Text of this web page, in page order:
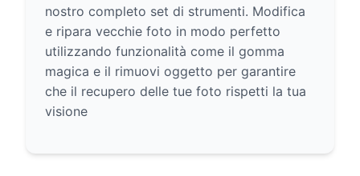
nostro completo set di strumenti. Modifica
e ripara vecchie foto in modo perfetto
utilizzando funzionalità come il gomma
magica e il rimuovi oggetto per garantire
che il recupero delle tue foto rispetti la tua
visione